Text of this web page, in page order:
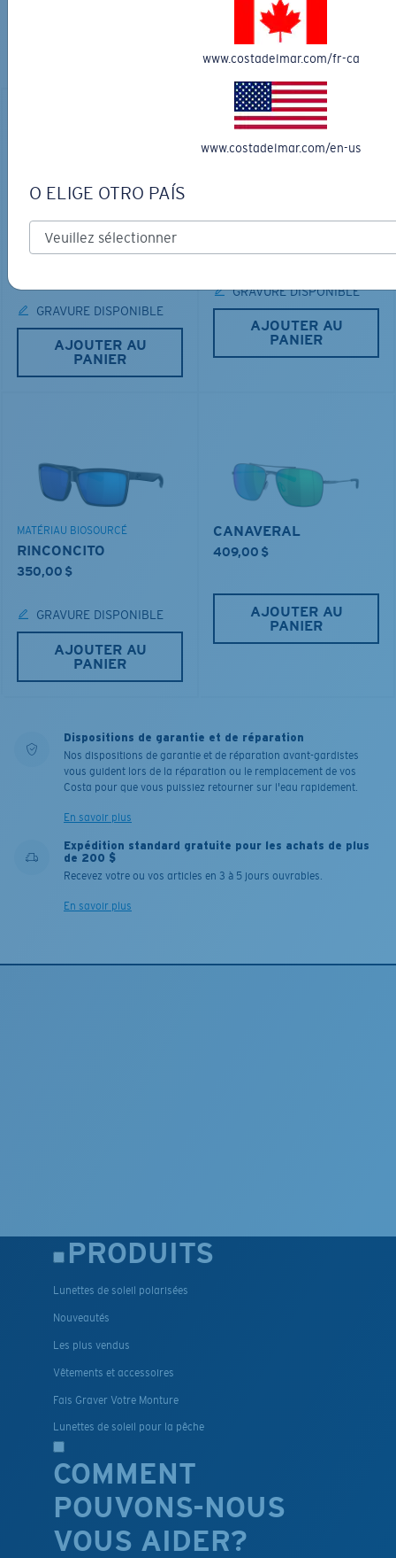
Découvrez des lunettes conçues pour chaque aventure
sur l’eau
MATÉRIAU BIOSOURCÉ
RINCON
GRAVURE DISPONIBLE
AJOUTER AU
PANIER
LOS ALIJOS
GRAVURE DISPONIBLE
AJOUTER AU
PANIER
MATÉRIAU BIOSOURCÉ
RINCONCITO
350,00 $
GRAVURE DISPONIBLE
AJOUTER AU
PANIER
CANAVERAL
409,00 $
AJOUTER AU
PANIER
Dispositions de garantie et de réparation
Nos dispositions de garantie et de réparation avant-gardistes
vous guident lors de la réparation ou le remplacement de vos
Costa pour que vous puissiez retourner sur l'eau rapidement.
En savoir plus
Expédition standard gratuite pour les achats de plus
de 200 $
Recevez votre ou vos articles en 3 à 5 jours ouvrables.
En savoir plus
PRODUITS
Lunettes de soleil polarisées
Nouveautés
Les plus vendus
Vêtements et accessoires
Fais Graver Votre Monture
Lunettes de soleil pour la pêche
COMMENT
POUVONS-NOUS
VOUS AIDER?
www.costadelmar.com/fr-ca
www.costadelmar.com/en-us
O ELIGE OTRO PAÍS